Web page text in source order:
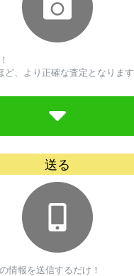
ど、より正確な査定となります
送る
情報を送信するだけ！